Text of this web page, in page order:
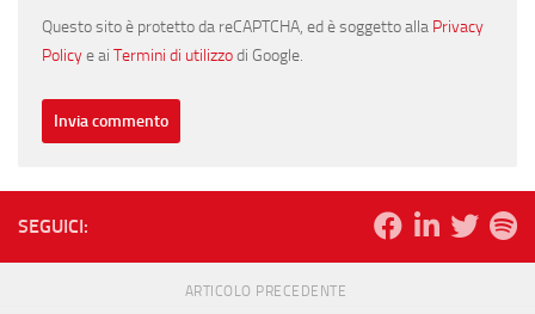
Questo sito è protetto da reCAPTCHA, ed è soggetto alla Privacy
Policye ai Termini di utilizzodi Google.
SEGUICI:
ARTICOLO PRECEDENTE